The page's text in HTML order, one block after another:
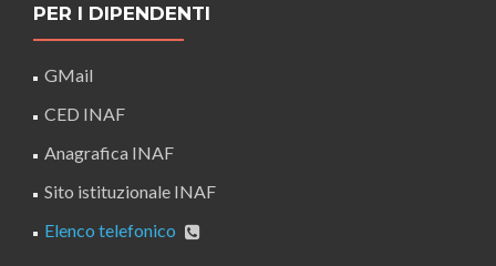
PER I DIPENDENTI
GMail
CED INAF
Anagrafica INAF
Sito istituzionale INAF
Elenco telefonico